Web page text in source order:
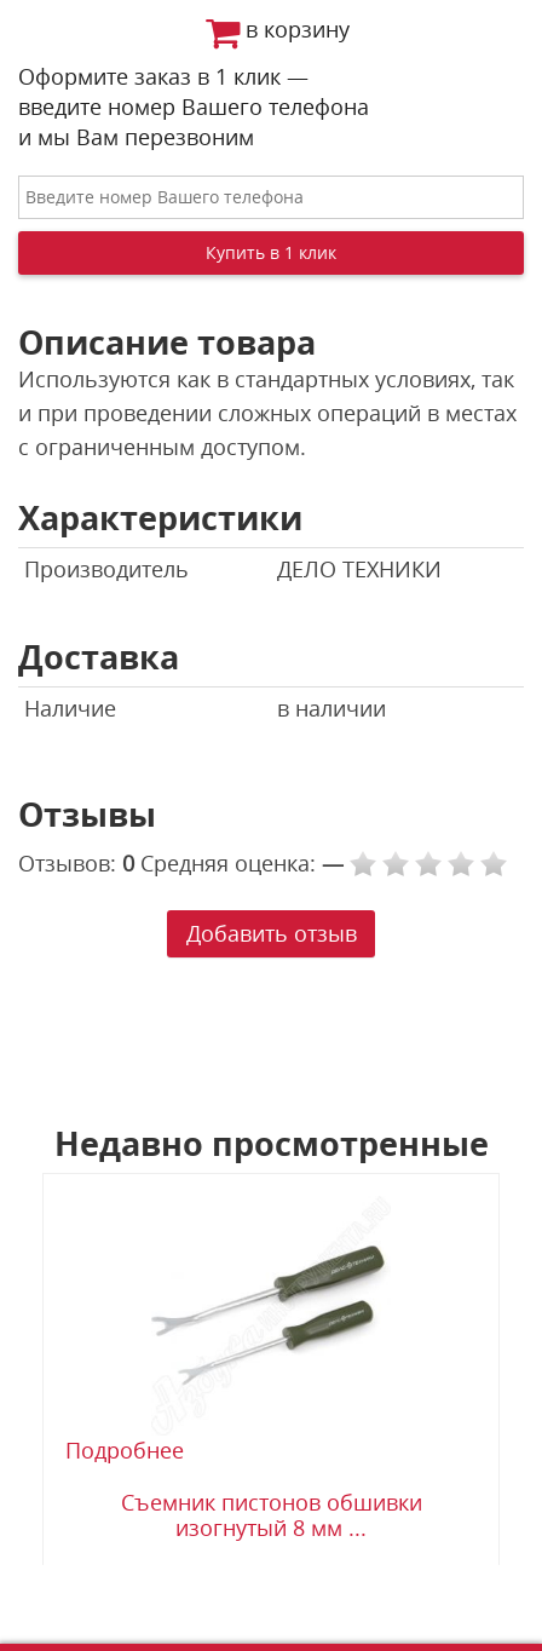
в корзину
Оформите заказ в 1 клик —
введите номер Вашего телефона
и мы Вам перезвоним
Описание товара
Используются как в стандартных условиях, так
и при проведении сложных операций в местах
с ограниченным доступом.
Характеристики
Производитель ДЕЛО ТЕХНИКИ
Доставка
Наличие в наличии
Отзывы
Отзывов: 0 Средняя оценка: —
Добавить отзыв
Недавно просмотренные
Подробнее
Съемник пистонов обшивки
изогнутый 8 мм ...